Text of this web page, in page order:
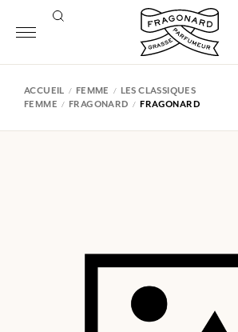
ACCUEIL FEMME
LES CLASSIQUES
FEMME
FRAGONARD FRAGONARD